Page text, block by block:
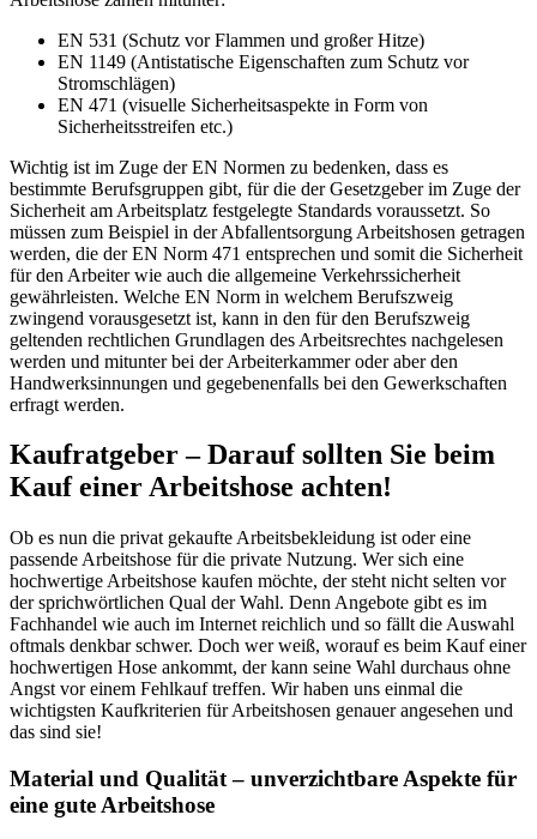
EN 531 (Schutz vor Flammen und großer Hitze)
EN 1149 (Antistatische Eigenschaften zum Schutz vor
Stromschlägen)
EN 471 (visuelle Sicherheitsaspekte in Form von
Sicherheitsstreifen etc.)
Wichtig ist im Zuge der EN Normen zu bedenken, dass es
bestimmte Berufsgruppen gibt, für die der Gesetzgeber im Zuge der
Sicherheit am Arbeitsplatz festgelegte Standards voraussetzt. So
müssen zum Beispiel in der Abfallentsorgung Arbeitshosen getragen
werden, die der EN Norm 471 entsprechen und somit die Sicherheit
für den Arbeiter wie auch die allgemeine Verkehrssicherheit
gewährleisten. Welche EN Norm in welchem Berufszweig
zwingend vorausgesetzt ist, kann in den für den Berufszweig
geltenden rechtlichen Grundlagen des Arbeitsrechtes nachgelesen
werden und mitunter bei der Arbeiterkammer oder aber den
Handwerksinnungen und gegebenenfalls bei den Gewerkschaften
erfragt werden.
Kaufratgeber – Darauf sollten Sie beim
Kauf einer Arbeitshose achten!
Ob es nun die privat gekaufte Arbeitsbekleidung ist oder eine
passende Arbeitshose für die private Nutzung. Wer sich eine
hochwertige Arbeitshose kaufen möchte, der steht nicht selten vor
der sprichwörtlichen Qual der Wahl. Denn Angebote gibt es im
Fachhandel wie auch im Internet reichlich und so fällt die Auswahl
oftmals denkbar schwer. Doch wer weiß, worauf es beim Kauf einer
hochwertigen Hose ankommt, der kann seine Wahl durchaus ohne
Angst vor einem Fehlkauf treffen. Wir haben uns einmal die
wichtigsten Kaufkriterien für Arbeitshosen genauer angesehen und
das sind sie!
Material und Qualität – unverzichtbare Aspekte für
eine gute Arbeitshose